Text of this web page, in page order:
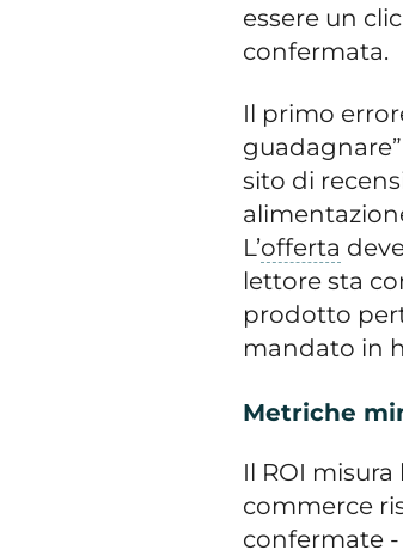
essere un
confermata.
Il primo
sito di
L’offerta
lettore sta
prodotto
mandato in
Metriche
Il ROI misura
commerce
confermate -